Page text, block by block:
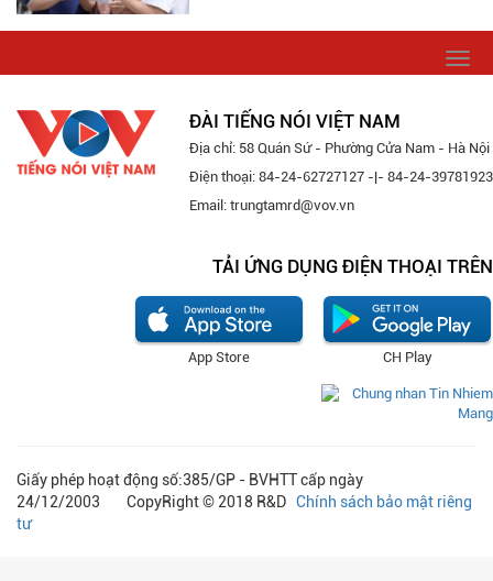
ĐÀI TIẾNG NÓI VIỆT NAM
Địa chỉ: 58 Quán Sứ - Phường Cửa Nam - Hà Nội
Điện thoại: 84-24-62727127 -|- 84-24-39781923
Email: trungtamrd@vov.vn
TẢI ỨNG DỤNG ĐIỆN THOẠI TRÊN
CH Play
App Store
Giấy phép hoạt động số:385/GP - BVHTT cấp ngày
24/12/2003 CopyRight © 2018 R&D Chính sách bảo mật riêng
tư